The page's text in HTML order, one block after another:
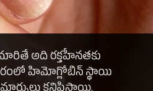
అది రక్తహీనతకు
హిమోగ్లోబిన్ స్థాయి